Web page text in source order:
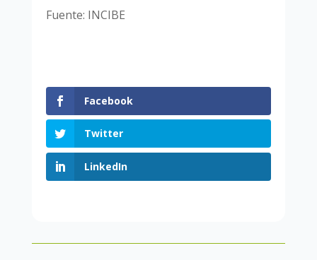
Fuente: INCIBE
Facebook
Twitter
LinkedIn